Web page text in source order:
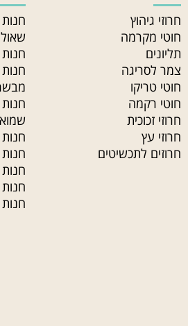
חרוזי גיהוץ
חוטי מקרמה
תליונים
צמר לסריגה
חוטי טריקו
חוטי רקמה
חרוזי זכוכית
חרוזי עץ
חרוזים לתכשיטים
שאול
חנות
חנות